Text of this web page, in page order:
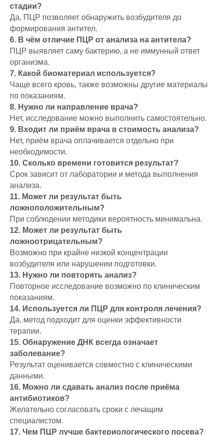
стадии?
Да, ПЦР позволяет обнаружить возбудителя до
формирования антител.
6. В чём отличие ПЦР от анализа на антитела?
ПЦР выявляет саму бактерию, а не иммунный ответ
организма.
7. Какой биоматериал используется?
Чаще всего кровь, также возможны другие материалы
по показаниям.
8. Нужно ли направление врача?
Нет, исследование можно выполнить самостоятельно.
9. Входит ли приём врача в стоимость анализа?
Нет, приём врача оплачивается отдельно при
необходимости.
10. Сколько времени готовится результат?
Срок зависит от лаборатории и метода выполнения
анализа.
11. Может ли результат быть
ложноположительным?
При соблюдении методики вероятность минимальна.
12. Может ли результат быть
ложноотрицательным?
Возможно при крайне низкой концентрации
возбудителя или нарушении подготовки.
13. Нужно ли повторять анализ?
Повторное исследование возможно по клиническим
показаниям.
14. Используется ли ПЦР для контроля лечения?
Да, метод подходит для оценки эффективности
терапии.
15. Обнаружение ДНК всегда означает
заболевание?
Результат оценивается совместно с клиническими
данными.
16. Можно ли сдавать анализ после приёма
антибиотиков?
Желательно согласовать сроки с лечащим
специалистом.
17. Чем ПЦР лучше бактериологического посева?